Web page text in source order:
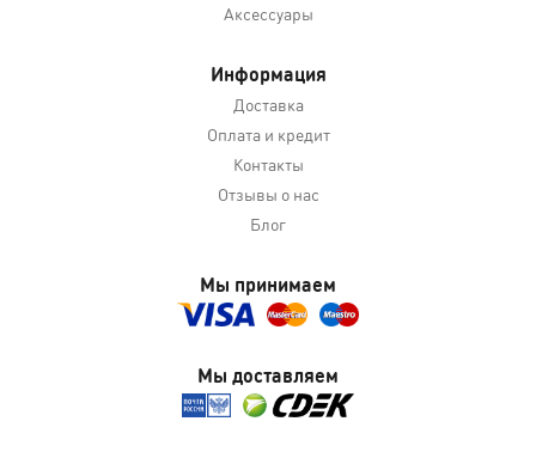
Аксессуары
Информация
Доставка
Оплата и кредит
Контакты
Отзывы о нас
Блог
Мы принимаем
Мы доставляем